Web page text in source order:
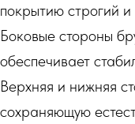
покрытию строгий
Боковые стороны
обеспечивает
Верхняя и нижняя
сохраняющую